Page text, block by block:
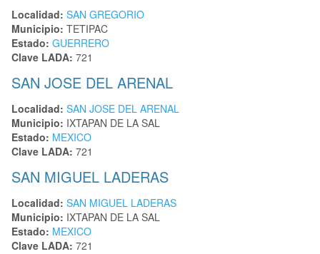
Localidad: SAN GREGORIO
Municipio: TETIPAC
Estado: GUERRERO
Clave LADA: 721
SAN JOSE DEL ARENAL
Localidad: SAN JOSE DEL ARENAL
Municipio: IXTAPAN DE LA SAL
Estado: MEXICO
Clave LADA: 721
SAN MIGUEL LADERAS
Localidad: SAN MIGUEL LADERAS
Municipio: IXTAPAN DE LA SAL
Estado: MEXICO
Clave LADA: 721